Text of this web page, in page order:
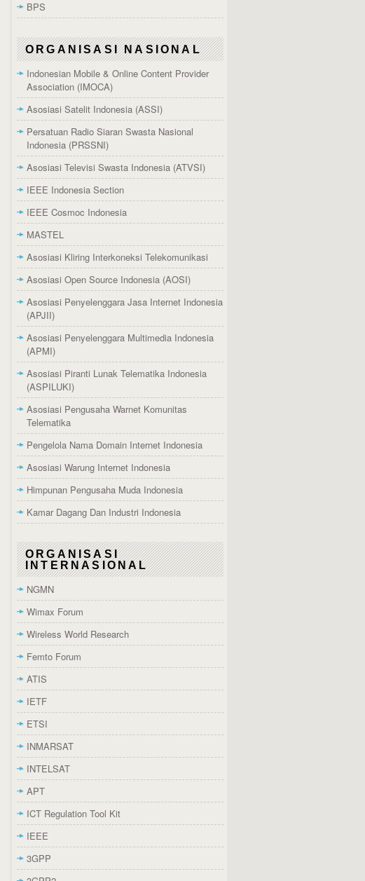
BPS
ORGANISASI NASIONAL
Indonesian Mobile & Online Content Provider
Association (IMOCA)
Asosiasi Satelit Indonesia (ASSI)
Persatuan Radio Siaran Swasta Nasional
Indonesia (PRSSNI)
Asosiasi Televisi Swasta Indonesia (ATVSI)
IEEE Indonesia Section
IEEE Cosmoc Indonesia
MASTEL
Asosiasi Kliring Interkoneksi Telekomunikasi
Asosiasi Open Source Indonesia (AOSI)
Asosiasi Penyelenggara Jasa Internet Indonesia
(APJII)
Asosiasi Penyelenggara Multimedia Indonesia
(APMI)
Asosiasi Piranti Lunak Telematika Indonesia
(ASPILUKI)
Asosiasi Pengusaha Warnet Komunitas
Telematika
Pengelola Nama Domain Internet Indonesia
Asosiasi Warung Internet Indonesia
Himpunan Pengusaha Muda Indonesia
Kamar Dagang Dan Industri Indonesia
ORGANISASI
INTERNASIONAL
NGMN
Wimax Forum
Wireless World Research
Femto Forum
ATIS
IETF
ETSI
INMARSAT
INTELSAT
APT
ICT Regulation Tool Kit
IEEE
3GPP